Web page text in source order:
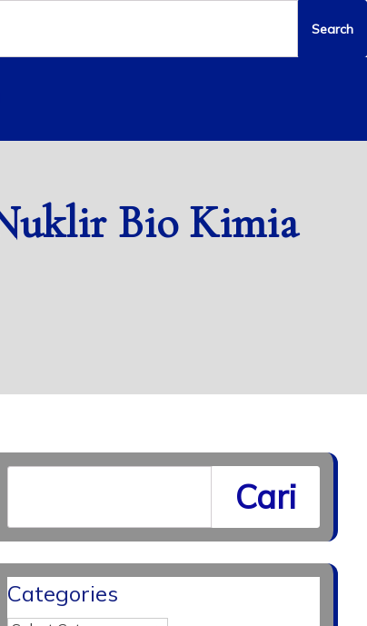
Bio Kimia
Cari
Categories